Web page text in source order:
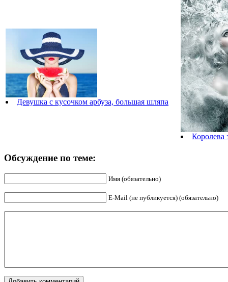
Девушка с кусочком арбуза, большая шляпа
Королева
Обсуждение по теме:
Имя (обязательно)
E-Mail (не публикуется) (обязательно)